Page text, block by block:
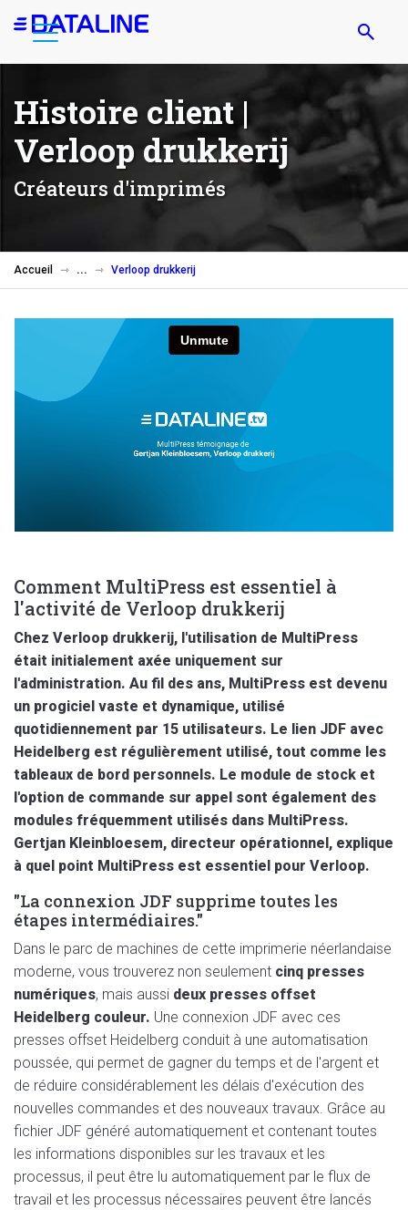
au
Histoire client |
Verloop drukkerij
Créateurs d'imprimés
Accueil Verloop drukkerij
Comment MultiPress est essentiel à
l'activité de Verloop drukkerij
Chez Verloop drukkerij, l'utilisation de MultiPress
était initialement axée uniquement sur
l'administration. Au fil des ans, MultiPress est devenu
un progiciel vaste et dynamique, utilisé
quotidiennement par 15 utilisateurs. Le lien JDF avec
Heidelberg est régulièrement utilisé, tout comme les
tableaux de bord personnels. Le module de stock et
l'option de commande sur appel sont également des
modules fréquemment utilisés dans MultiPress.
Gertjan Kleinbloesem, directeur opérationnel, explique
à quel point MultiPress est essentiel pour Verloop.
"La connexion JDF supprime toutes les
étapes intermédiaires."
Dans le parc de machines de cette imprimerie néerlandaise
moderne, vous trouverez non seulement cinq presses
numériques, mais aussi deux presses offset
Heidelberg couleur. Une connexion JDF avec ces
presses offset Heidelberg conduit à une automatisation
poussée, qui permet de gagner du temps et de l'argent et
de réduire considérablement les délais d'exécution des
nouvelles commandes et des nouveaux travaux. Grâce au
fichier JDF généré automatiquement et contenant toutes
les informations disponibles sur les travaux et les
processus, il peut être lu automatiquement par le flux de
travail et les processus nécessaires peuvent être lancés